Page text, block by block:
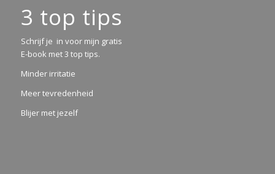
3 top tips
Schrijf je in voor mijn gratis
E-book met 3 top tips.
Minder irritatie
Meer tevredenheid
Blijer met jezelf